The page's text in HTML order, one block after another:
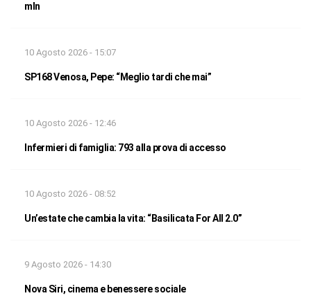
mln
10 Agosto 2026 - 15:07
SP168 Venosa, Pepe: “Meglio tardi che mai”
10 Agosto 2026 - 12:46
Infermieri di famiglia: 793 alla prova di accesso
10 Agosto 2026 - 08:52
Un’estate che cambia la vita: “Basilicata For All 2.0”
9 Agosto 2026 - 14:30
Nova Siri, cinema e benessere sociale